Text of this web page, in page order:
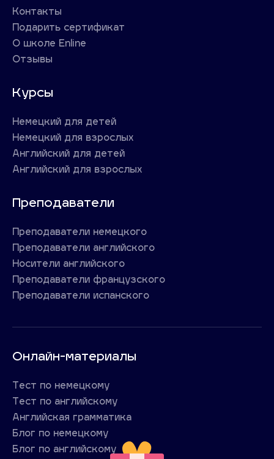
Контакты
Подарить сертификат
О школе Enline
Отзывы
Курсы
Немецкий для детей
Немецкий для взрослых
Английский для детей
Английский для взрослых
Преподаватели
Преподаватели немецкого
Преподаватели английского
Носители английского
Преподаватели французского
Преподаватели испанского
Онлайн-материалы
Тест по немецкому
Тест по английскому
Английская грамматика
Блог по немецкому
Блог по английскому